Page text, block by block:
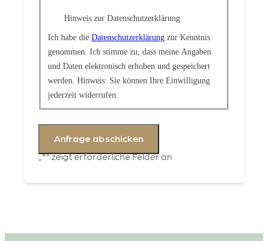
„*“ zeigt erforderliche Felder an
Hinweis zur Datenschutzerklärung
Ich habe die Datenschutzerklärung zur Kenntnis
genommen. Ich stimme zu, dass meine Angaben
und Daten elektronisch erhoben und gespeichert
werden. Hinweis: Sie können Ihre Einwilligung
jederzeit widerrufen.